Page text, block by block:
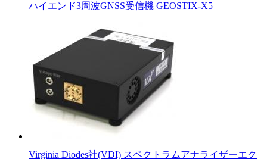
ハイエンド3周波GNSS受信機 GEOSTIX-X5
Virginia Diodes社(VDI) スペクトラムアナライザーエク